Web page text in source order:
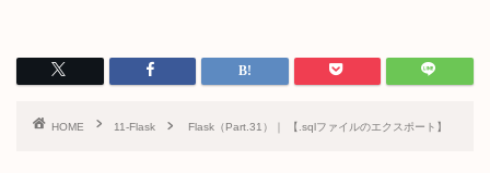
HOME 11-Flask Flask（Part.31）｜ 【.sqlファイルのエクスポート】